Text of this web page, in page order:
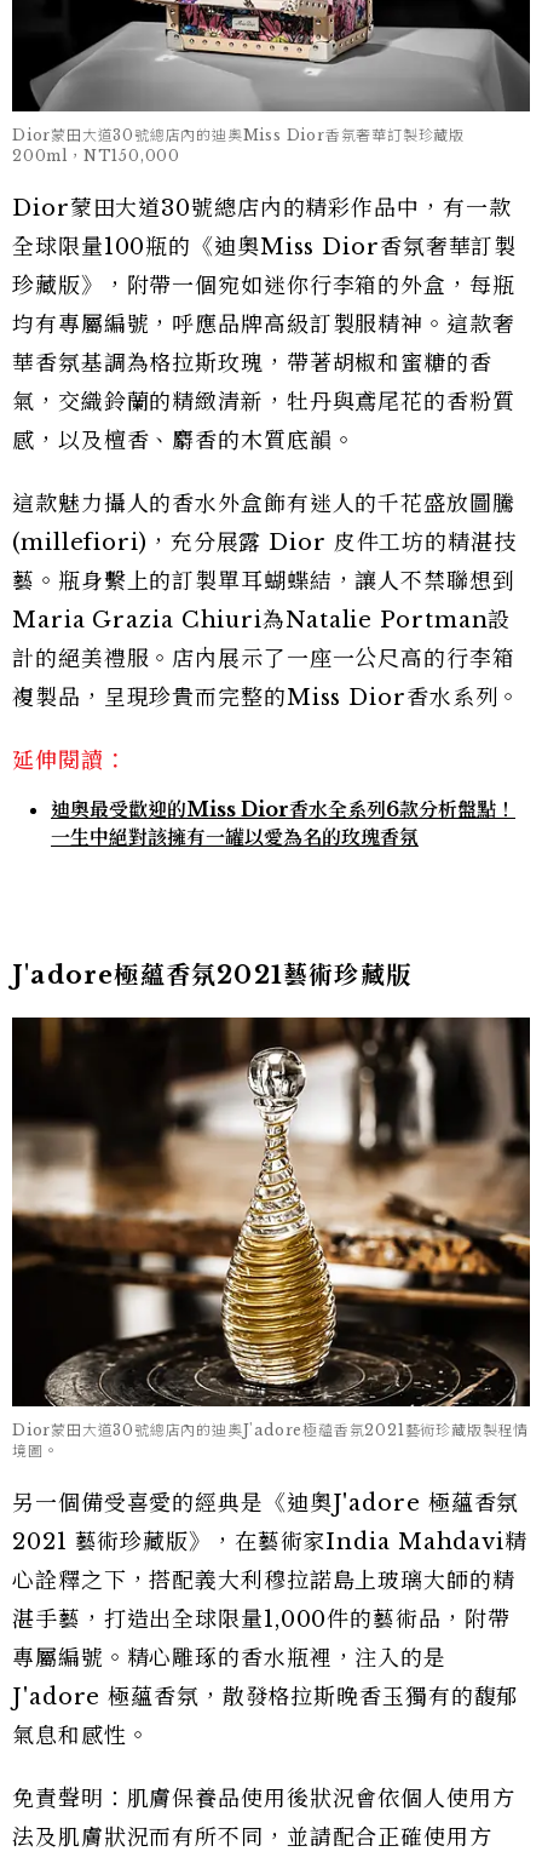
Dior蒙田大道30號總店內的迪奧Miss Dior香氛奢華訂製珍藏版
200ml，NT150,000
Dior蒙田大道30號總店內的精彩作品中，有一款
全球限量100瓶的《迪奧Miss Dior香氛奢華訂製
珍藏版》，附帶一個宛如迷你行李箱的外盒，每瓶
均有專屬編號，呼應品牌高級訂製服精神。這款奢
華香氛基調為格拉斯玫瑰，帶著胡椒和蜜糖的香
氣，交織鈴蘭的精緻清新，牡丹與鳶尾花的香粉質
感，以及檀香、麝香的木質底韻。
這款魅力攝人的香水外盒飾有迷人的千花盛放圖騰
(millefiori)，充分展露 Dior 皮件工坊的精湛技
藝。瓶身繫上的訂製單耳蝴蝶結，讓人不禁聯想到
Maria Grazia Chiuri為Natalie Portman設
計的絕美禮服。店內展示了一座一公尺高的行李箱
複製品，呈現珍貴而完整的Miss Dior香水系列。
延伸閱讀：
迪奧最受歡迎的Miss Dior香水全系列6款分析盤點！
一生中絕對該擁有一罐以愛為名的玫瑰香氛
J'adore極蘊香氛2021藝術珍藏版
Dior蒙田大道30號總店內的迪奧J'adore極蘊香氛2021藝術珍藏版製程情
境圖。
另一個備受喜愛的經典是《迪奧J'adore 極蘊香氛
2021 藝術珍藏版》，在藝術家India Mahdavi精
心詮釋之下，搭配義大利穆拉諾島上玻璃大師的精
湛手藝，打造出全球限量1,000件的藝術品，附帶
專屬編號。精心雕琢的香水瓶裡，注入的是
J'adore 極蘊香氛，散發格拉斯晚香玉獨有的馥郁
氣息和感性。
免責聲明：肌膚保養品使用後狀況會依個人使用方
法及肌膚狀況而有所不同，並請配合正確使用方